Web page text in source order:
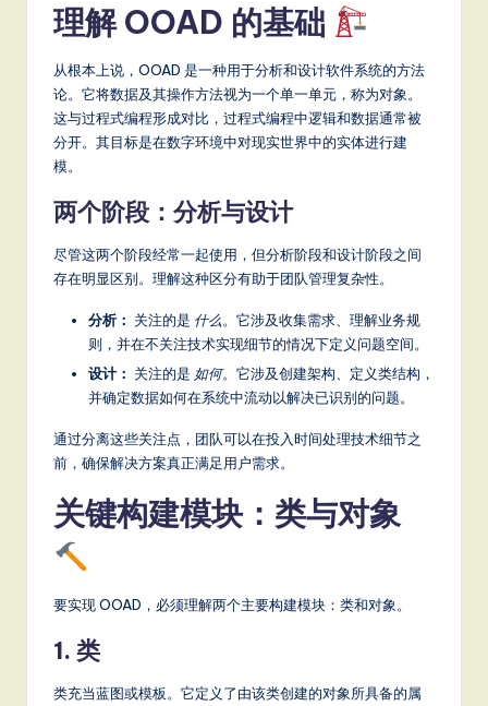
L
A
S
理解 OOAD 的基础
从根本上说，OOAD 是一种用于分析和设计软件系统的方法
论。它将数据及其操作方法视为一个单一单元，称为对象。
这与过程式编程形成对比，过程式编程中逻辑和数据通常被
分开。其目标是在数字环境中对现实世界中的实体进行建
模。
两个阶段：分析与设计
尽管这两个阶段经常一起使用，但分析阶段和设计阶段之间
存在明显区别。理解这种区分有助于团队管理复杂性。
分析： 关注的是 什么。它涉及收集需求、理解业务规
则，并在不关注技术实现细节的情况下定义问题空间。
设计： 关注的是 如何。它涉及创建架构、定义类结构，
并确定数据如何在系统中流动以解决已识别的问题。
通过分离这些关注点，团队可以在投入时间处理技术细节之
前，确保解决方案真正满足用户需求。
关键构建模块：类与对象
要实现 OOAD，必须理解两个主要构建模块：类和对象。
1. 类
类充当蓝图或模板。它定义了由该类创建的对象所具备的属